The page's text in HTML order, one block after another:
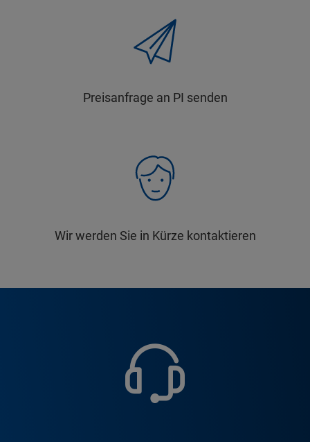
Preisanfrage an PI senden
Wir werden Sie in Kürze kontaktieren